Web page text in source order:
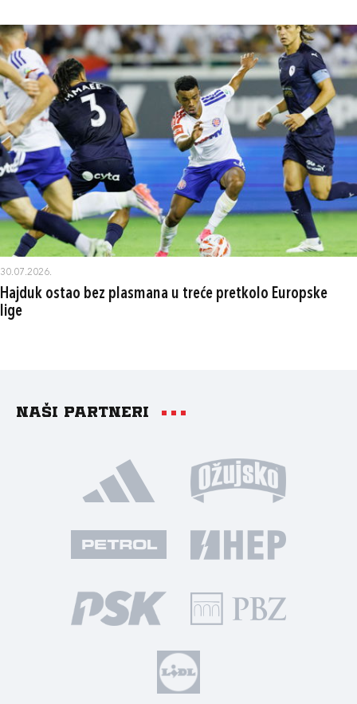
30.07.2026.
Hajduk ostao bez plasmana u treće pretkolo Europske
lige
Naši partneri